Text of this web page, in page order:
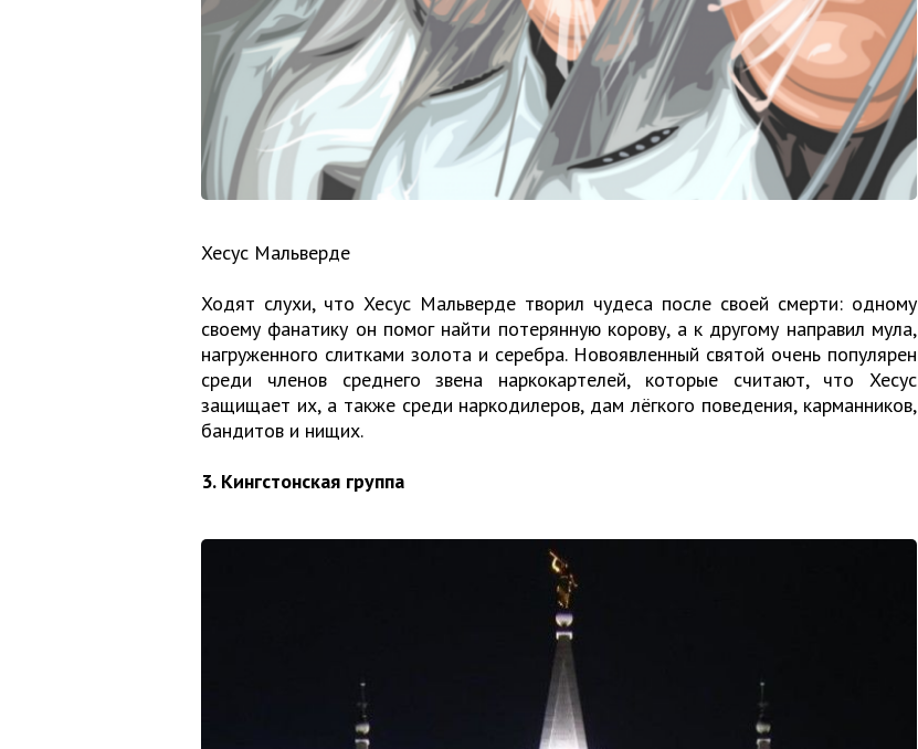
Хесус Мальверде
Ходят слухи, что Хесус Мальверде творил чудеса после своей смерти: одному
своему фанатику он помог найти потерянную корову, а к другому направил мула,
нагруженного слитками золота и серебра. Новоявленный святой очень популярен
среди членов среднего звена наркокартелей, которые считают, что Хесус
защищает их, а также среди наркодилеров, дам лёгкого поведения, карманников,
бандитов и нищих.
3. Кингстонская группа